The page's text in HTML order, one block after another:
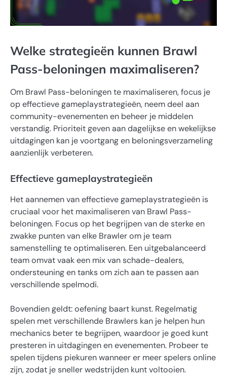
Welke strategieën kunnen Brawl
Pass-beloningen maximaliseren?
Om Brawl Pass-beloningen te maximaliseren, focus je
op effectieve gameplaystrategieën, neem deel aan
community-evenementen en beheer je middelen
verstandig. Prioriteit geven aan dagelijkse en wekelijkse
uitdagingen kan je voortgang en beloningsverzameling
aanzienlijk verbeteren.
Effectieve gameplaystrategieën
Het aannemen van effectieve gameplaystrategieën is
cruciaal voor het maximaliseren van Brawl Pass-
beloningen. Focus op het begrijpen van de sterke en
zwakke punten van elke Brawler om je team
samenstelling te optimaliseren. Een uitgebalanceerd
team omvat vaak een mix van schade-dealers,
ondersteuning en tanks om zich aan te passen aan
verschillende spelmodi.
Bovendien geldt: oefening baart kunst. Regelmatig
spelen met verschillende Brawlers kan je helpen hun
mechanics beter te begrijpen, waardoor je goed kunt
presteren in uitdagingen en evenementen. Probeer te
spelen tijdens piekuren wanneer er meer spelers online
zijn, zodat je sneller wedstrijden kunt voltooien.